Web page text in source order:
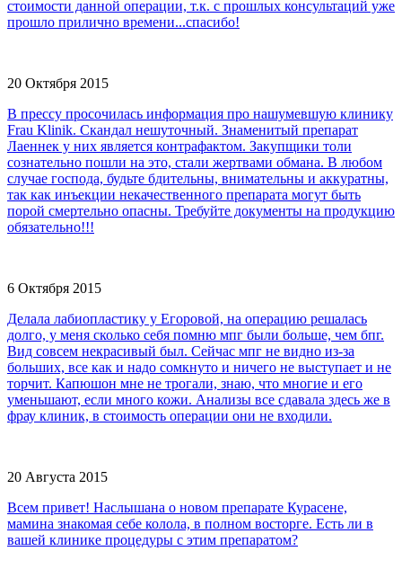
стоимости данной операции, т.к. с прошлых консультаций уже
прошло прилично времени...спасибо!
20 Октября 2015
В прессу просочилась информация про нашумевшую клинику
Frau Klinik. Скандал нешуточный. Знаменитый препарат
Лаеннек у них является контрафактом. Закупщики толи
сознательно пошли на это, стали жертвами обмана. В любом
случае господа, будьте бдительны, внимательны и аккуратны,
так как инъекции некачественного препарата могут быть
порой смертельно опасны. Требуйте документы на продукцию
обязательно!!!
6 Октября 2015
Делала лабиопластику у Егоровой, на операцию решалась
долго, у меня сколько себя помню мпг были больше, чем бпг.
Вид совсем некрасивый был. Сейчас мпг не видно из-за
больших, все как и надо сомкнуто и ничего не выступает и не
торчит. Капюшон мне не трогали, знаю, что многие и его
уменьшают, если много кожи. Анализы все сдавала здесь же в
фрау клиник, в стоимость операции они не входили.
20 Августа 2015
Всем привет! Наслышана о новом препарате Курасене,
мамина знакомая себе колола, в полном восторге. Есть ли в
вашей клинике процедуры с этим препаратом?